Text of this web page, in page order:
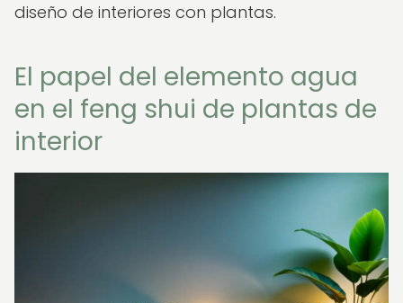
diseño de interiores con plantas.
El papel del elemento agua
en el feng shui de plantas de
interior